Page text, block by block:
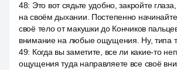
48: Это вот сядьте удобно, закройте
на своём дыхании. Постепенно
своё тело от макушки до Кончиков
внимание на любые ощущения. Ну, типа
49: Когда вы заметите, все ли какие-то
ощущения туда направляете все своё